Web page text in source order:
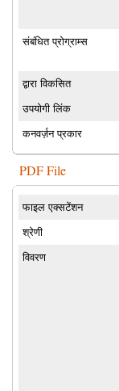
संबंधित प्रोग्राम्स
द्वारा विकसित
उपयोगी लिंक
कनवर्ज़न प्रकार
PDF File
फाइल एक्सटेंशन
श्रेणी
विवरण